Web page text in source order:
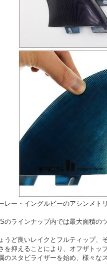
レー・イングルビーのアシンメト
のラインナップ内では最大面積の
うど良いレイクとフルティップ、
を抑えることにより、オフザトッ
のスタビライザーを始め、様々な